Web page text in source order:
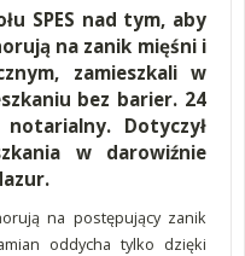
SPES nad tym, aby
na zanik mięśni i
zamieszkali w
bez barier. 24
Dotyczył
w darowiźnie
na postępujący zanik
oddycha tylko dzięki